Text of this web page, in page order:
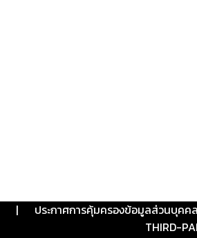
| ประกาศการคุ้มครองข้อมูลส่วนบุคคล
THIRD-